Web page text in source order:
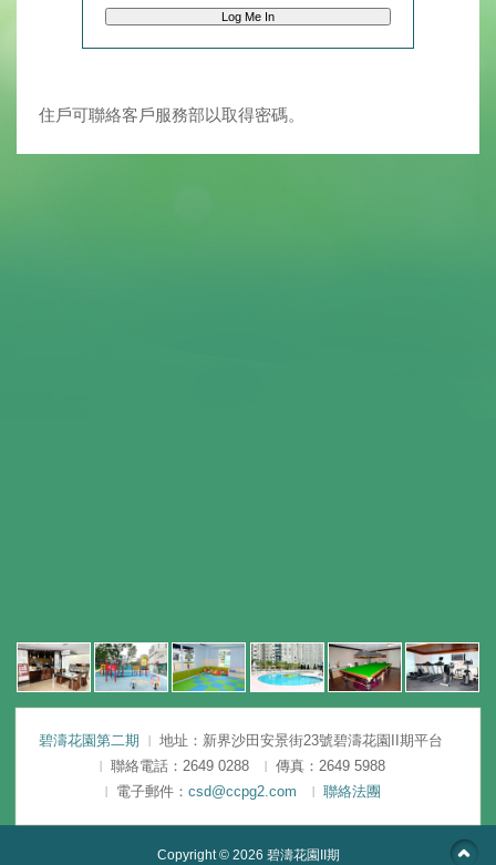
住戶可聯絡客戶服務部以取得密碼。
碧濤花園第二期
地址：新界沙田安景街23號碧濤花園II期平台
聯絡電話：2649 0288
傳真：2649 5988
電子郵件： csd@ccpg2.com 聯絡法團
Copyright © 2026 碧濤花園II期